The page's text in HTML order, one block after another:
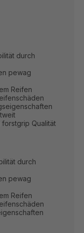
durch
pewag
Reifen
Qualität
durch
pewag
Reifen